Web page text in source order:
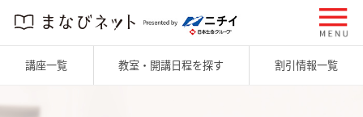
講座一覧 教室・開講日程を探す 割引情報一覧